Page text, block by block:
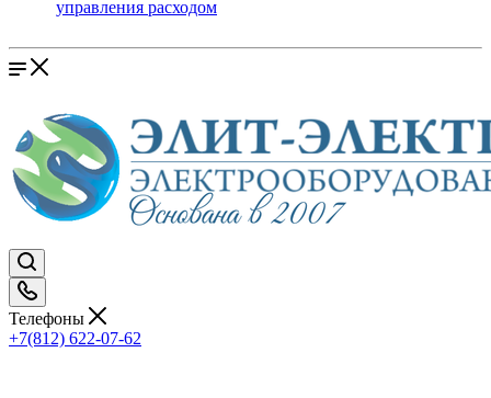
управления расходом
Телефоны
+7(812) 622-07-62